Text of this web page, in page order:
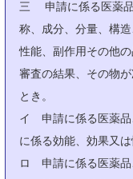
三 申請に係る医薬品
称、成分、分量、構
性能、副作用その他
審査の結果、その物
とき。
イ 申請に係る医薬品
に係る効能、効果又
ロ 申請に係る医薬品